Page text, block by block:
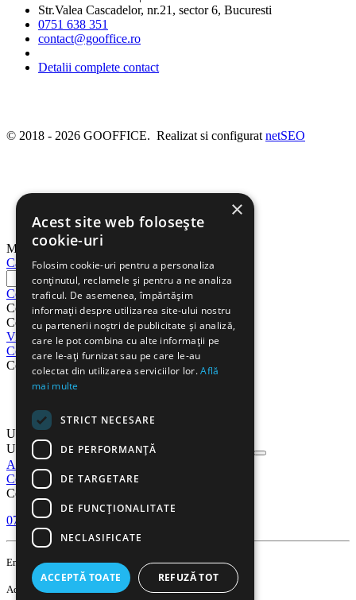
Str.Valea Cascadelor, nr.21, sector 6, Bucuresti
0751 638 351
contact@gooffice.ro
Detalii complete contact
© 2018 - 2026 GOOFFICE. Realizat si configurat netSEO
Meniu
Cautati
Cos
Cos
Cosul este gol
Vizualizati cosul Procesare
Cont
Cont
Comenzi
Urmarire comanda
Urmarire comanda
Autentificare
Contact
Contact
0751 638 351
Email contact@gooffice.ro
Adresa
×
Acest site web folosește
cookie-uri
Folosim cookie-uri pentru a personaliza
conținutul, reclamele și pentru a ne analiza
traficul. De asemenea, împărtășim
informații despre utilizarea site-ului nostru
cu partenerii noștri de publicitate și analiză,
care le pot combina cu alte informații pe
care le-ați furnizat sau pe care le-au
colectat din utilizarea serviciilor lor.Află
mai multe
STRICT NECESARE
DE PERFORMANȚĂ
DE TARGETARE
DE FUNCŢIONALITATE
NECLASIFICATE
ACCEPTĂ TOATE REFUZĂ TOT